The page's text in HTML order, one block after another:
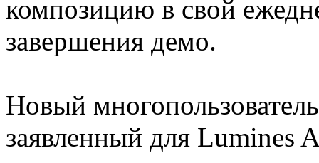
композицию в свой
завершения демо.
Новый
заявленный для Lumines